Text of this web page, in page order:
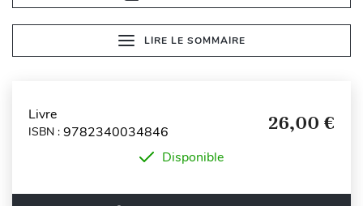
LIRE LE SOMMAIRE
Livre
ISBN : 9782340034846 26,00 €
Disponible